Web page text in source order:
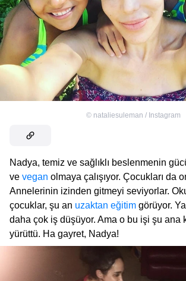
© nataliesuleman / Instagram
Nadya, temiz ve sağlıklı beslenmenin
ve vegan olmaya çalışıyor. Çocukları da
Annelerinin izinden gitmeyi seviyorlar.
çocuklar, şu an uzaktan eğitim görüyor.
daha çok iş düşüyor. Ama o bu işi şu ana
yürüttü. Ha gayret, Nadya!